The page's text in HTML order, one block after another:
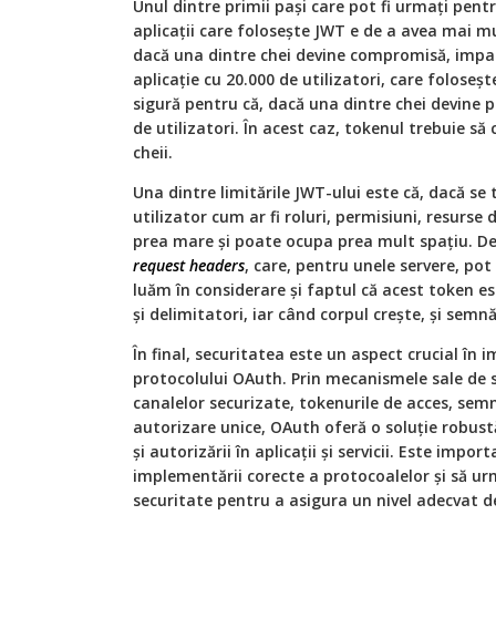
Unul dintre primii pași care pot fi urmați
aplicații care folosește JWT e de a avea mai
dacă una dintre chei devine compromisă,
aplicație cu 20.000 de utilizatori, care
sigură pentru că, dacă una dintre chei devine
de utilizatori. În acest caz, tokenul trebuie
cheii.
Una dintre limitările JWT-ului este că, dacă
utilizator cum ar fi roluri, permisiuni, resurse
prea mare și poate ocupa prea mult spațiu.
request headers, care, pentru unele servere,
luăm în considerare și faptul că acest token
și delimitatori, iar când corpul crește, și
În final, securitatea este un aspect crucial în
protocolului OAuth. Prin mecanismele sale
canalelor securizate, tokenurile de acces,
autorizare unice, OAuth oferă o soluție
și autorizării în aplicații și servicii. Este
implementării corecte a protocoalelor și să
securitate pentru a asigura un nivel adecvat